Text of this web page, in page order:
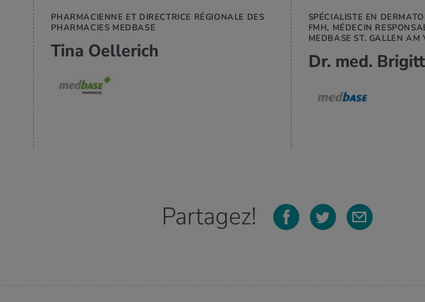
PHARMACIENNE ET DIRECTRICE RÉGIONALE DES
PHARMACIES MEDBASE
Tina Oellerich
SPÉCIALISTE EN
FMH, MÉDECIN
MEDBASE ST. GALLEN AM
Dr. med.
Partagez!